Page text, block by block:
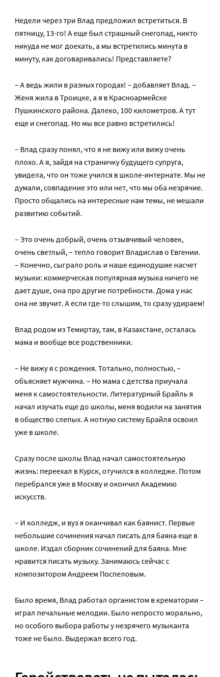
Недели через три Влад предложил встретиться. В
пятницу, 13-го! А еще был страшный снегопад, никто
никуда не мог доехать, а мы встретились минута в
минуту, как договаривались! Представляете?
– А ведь жили в разных городах! – добавляет Влад. –
Женя жила в Троицке, а я в Красноармейске
Пушкинского района. Далеко, 100 километров. А тут
еще и снегопад. Но мы все равно встретились!
– Влад сразу понял, что я не вижу или вижу очень
плохо. А я, зайдя на страничку будущего супруга,
увидела, что он тоже учился в школе-интернате. Мы не
думали, совпадение это или нет, что мы оба незрячие.
Просто общались на интересные нам темы, не мешали
развитию событий.
– Это очень добрый, очень отзывчивый человек,
очень светлый, – тепло говорит Владислав о Евгении.
– Конечно, сыграло роль и наше единодушие насчет
музыки: коммерческая популярная музыка ничего не
дает душе, она про другие потребности. Дома у нас
она не звучит. А если где-то слышим, то сразу удираем!
Влад родом из Темиртау, там, в Казахстане, осталась
мама и вообще все родственники.
– Не вижу я с рождения. Тотально, полностью, –
объясняет мужчина. – Но мама с детства приучала
меня к самостоятельности. Литературный Брайль я
начал изучать еще до школы, меня водили на занятия
в общество слепых. А нотную систему Брайля освоил
уже в школе.
Сразу после школы Влад начал самостоятельную
жизнь: переехал в Курск, отучился в колледже. Потом
перебрался уже в Москву и окончил Академию
искусств.
– И колледж, и вуз я оканчивал как баянист. Первые
небольшие сочинения начал писать для баяна еще в
школе. Издал сборник сочинений для баяна. Мне
нравится писать музыку. Занимаюсь сейчас с
композитором Андреем Поспеловым.
Было время, Влад работал органистом в крематории –
играл печальные мелодии. Было непросто морально,
но особого выбора работы у незрячего музыканта
тоже не было. Выдержал всего год.